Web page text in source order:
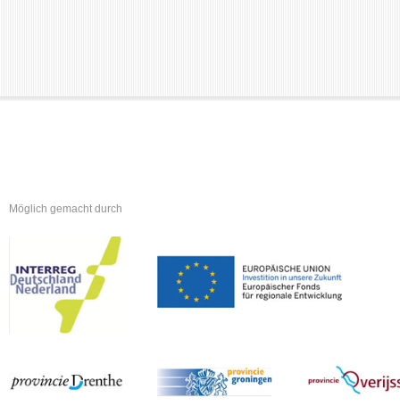
Möglich gemacht durch